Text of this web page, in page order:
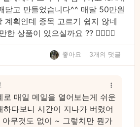
닫고 만들었습니다^^ 매달 50만원
계획인데 종목 고르기 쉽지 않네
상품이 있으실까요 ?? 👉🏻👈🏻
1 좋아요 3개의 댓글
로 매일 메일을 열어보는게 쉬운
하다보니 시간이 지나가 버렸어
아무것도 없이 ~ 그렇치만 뭔가